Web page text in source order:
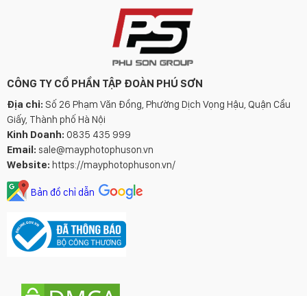
CÔNG TY CỔ PHẦN TẬP ĐOÀN PHÚ SƠN
Địa chỉ: Số 26 Phạm Văn Đồng, Phường Dịch Vọng Hậu, Quận Cầu
Giấy, Thành phố Hà Nội
Kinh Doanh: 0835 435 999
Email: sale@mayphotophuson.vn
Website: https://mayphotophuson.vn/
Bản đồ chỉ dẫn